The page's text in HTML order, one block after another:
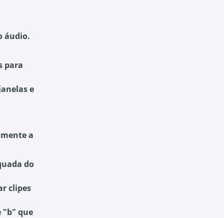
áudio.
para
e
a
do
clipes
"b" que